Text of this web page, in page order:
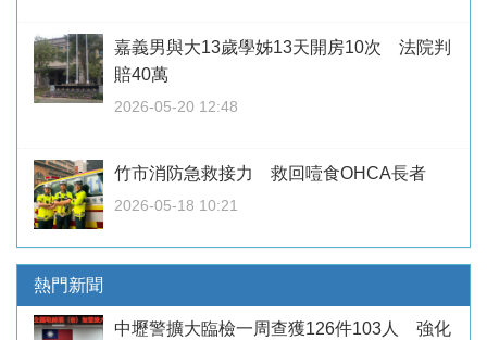
嘉義男與大13歲學姊13天開房10次 法院判
賠40萬
2026-05-20 12:48
竹市消防急救接力 救回噎食OHCA長者
2026-05-18 10:21
熱門新聞
中壢警擴大臨檢一周查獲126件103人 強化